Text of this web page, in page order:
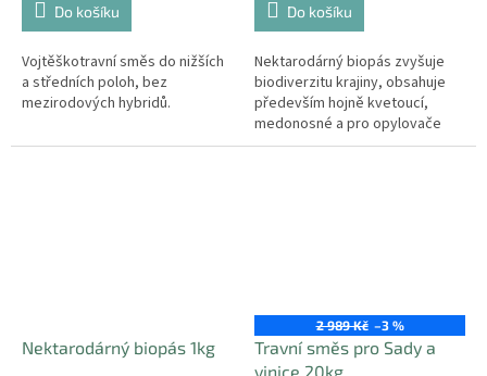
Do košíku
Vojtěškotravní směs do nižších
a středních poloh, bez
mezirodových hybridů.
Do košíku
Nektarodárný biopás zvyšuje
biodiverzitu krajiny, obsahuje
především hojně kvetoucí,
medonosné a pro opylovače
velmi atraktivní druhy.
Nektarodárný biopás 1kg
2 989 Kč –3 %
Travní směs pro Sady a
vinice 20kg